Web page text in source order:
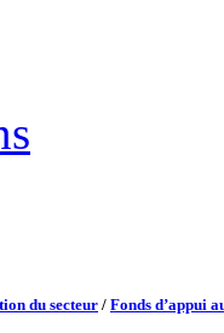
du secteur / Fonds d’appui